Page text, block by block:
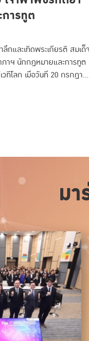
ารทูต
กและเทิดพระเกียรติ สมเด็จ
ภาฯ นักกฎหมายและการทูต
ทีโลก เมื่อวันที่ 20 กรกฎาคม
ม